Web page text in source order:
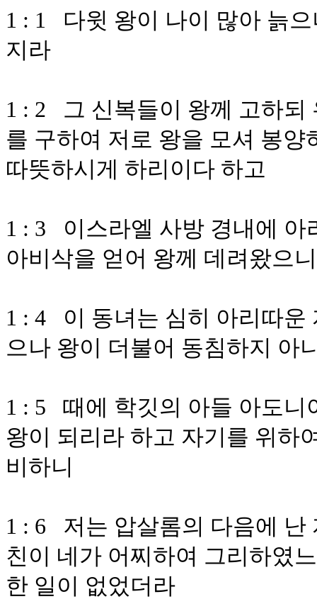
1 : 1 다윗 왕이 나이 많아 늙
지라
1 : 2 그 신복들이 왕께 고하되
를 구하여 저로 왕을 모셔 봉
따뜻하시게 하리이다 하고
1 : 3 이스라엘 사방 경내에 아
아비삭을 얻어 왕께 데려왔으니
1 : 4 이 동녀는 심히 아리따운
으나 왕이 더불어 동침하지 아
1 : 5 때에 학깃의 아들 아도니
왕이 되리라 하고 자기를 위하
비하니
1 : 6 저는 압살롬의 다음에 난
친이 네가 어찌하여 그리하였
한 일이 없었더라